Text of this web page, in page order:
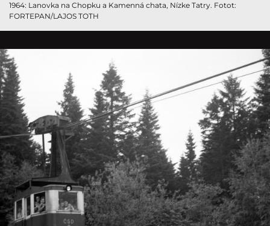
1964: Lanovka na Chopku a Kamenná chata, Nízke Tatry. Fotot:
FORTEPAN/LAJOS TOTH